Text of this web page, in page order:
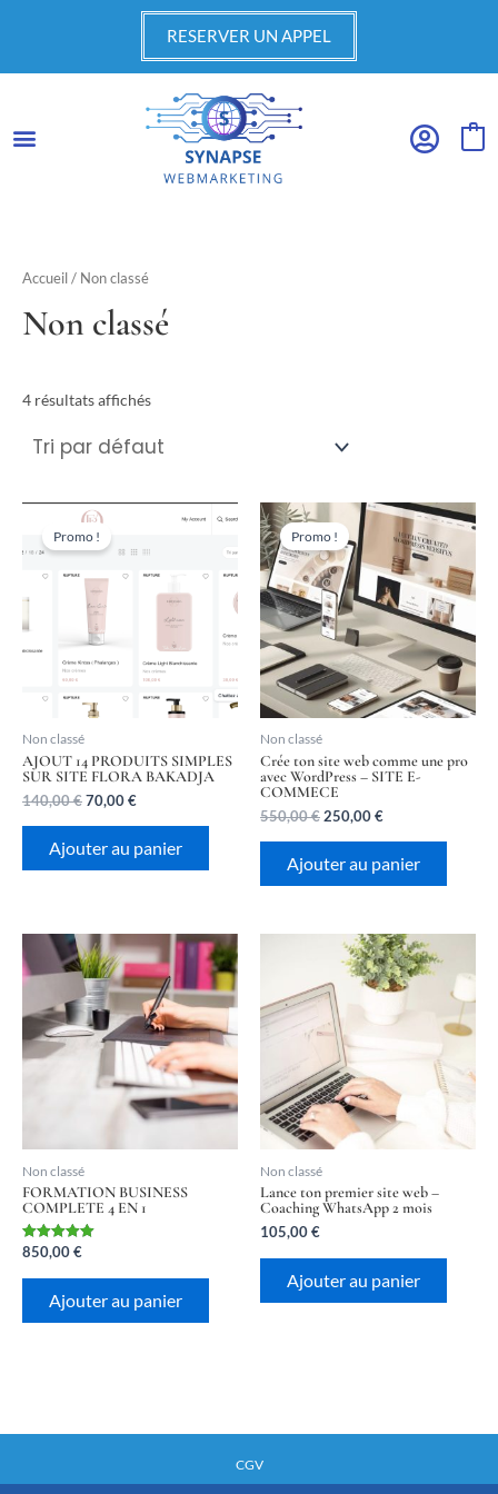
RESERVER UN APPEL
Accueil/ Non classé
Non classé
4 résultats affichés
Promo !
Non classé
AJOUT 14 PRODUITS SIMPLES
SUR SITE FLORA BAKADJA
140,00€
Le
prix
initial
140,00 €.
70,00 €
Le
70,00 €.
Ajouter au panier
Promo !
Non classé
Crée ton site web comme une pro
avec WordPress – SITE E-
COMMECE
550,00€
prix
initial
était :
550,00 €.
250,00 €
Le
actuel
est :
250,00 €.
Ajouter au panier
Non classé
FORMATION BUSINESS
COMPLETE 4 EN 1
Note
sur 5
850,00 €
Ajouter au panier
Non classé
Lance ton premier site web –
Coaching WhatsApp 2 mois
105,00 €
Ajouter au panier
CGV